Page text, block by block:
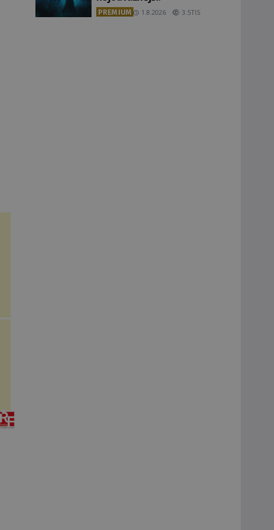
PREMIUM 1.8.2026 3.5TIS